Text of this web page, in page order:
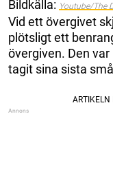
Bildkälla: Youtube/The
Vid ett övergivet
plötsligt ett
övergiven. Den
tagit sina sista